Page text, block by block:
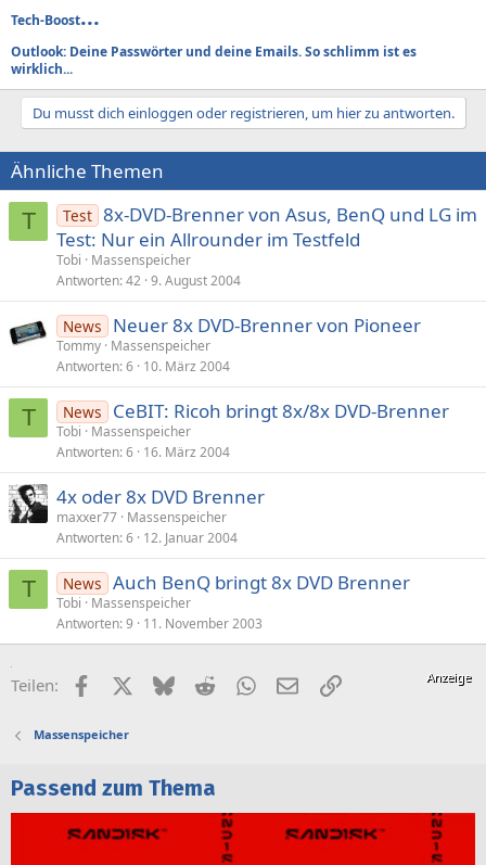
Tech-Boost...
Outlook: Deine Passwörter und deine Emails. So schlimm ist es
wirklich...
Du musst dich einloggen oder registrieren, um hier zu antworten.
Ähnliche Themen
T Test 8x-DVD-Brenner von Asus, BenQ und LG im
Test: Nur ein Allrounder im Testfeld
Tobi
Massenspeicher
Antworten 42 9. August 2004
News Neuer 8x DVD-Brenner von Pioneer
Tommy Massenspeicher
Antworten 6 10. März 2004
T News CeBIT: Ricoh bringt 8x/8x DVD-Brenner
Tobi
Massenspeicher
Antworten 6 16. März 2004
4x oder 8x DVD Brenner
maxxer77 Massenspeicher
Antworten 6 12. Januar 2004
T News Auch BenQ bringt 8x DVD Brenner
Tobi
Massenspeicher
Antworten 9 11. November 2003
Teilen: FacebookX (Twitter)
BlueskyRedditWhatsApp
E-MailLink
Massenspeicher
Passend zum Thema